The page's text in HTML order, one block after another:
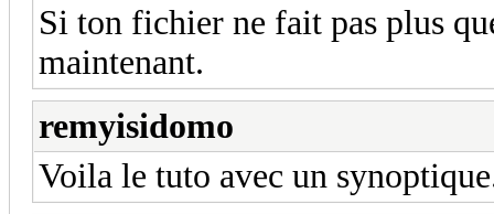
Si ton fichier ne fait pas plus
maintenant.
remyisidomo
Voila le tuto avec un